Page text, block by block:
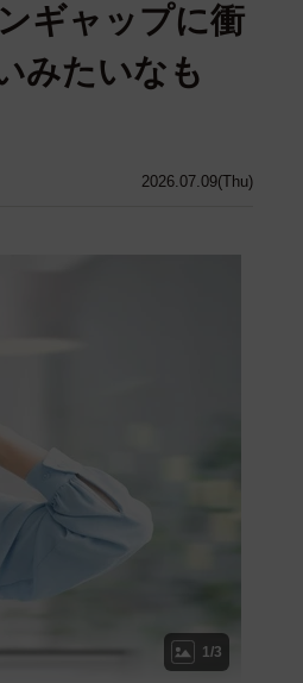
2026.07.09(Thu)
ギャップに衝
みたいなも
1/3